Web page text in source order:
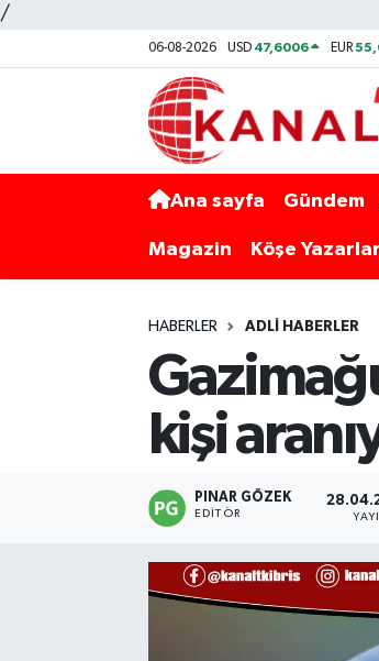
/
06-08-2026 USD 47,6006 EUR
Ana sayfa Gündem
Magazin Köşe
HABERLER ADLI HABERLER
kişi
PINAR GÖZEK
EDITÖR